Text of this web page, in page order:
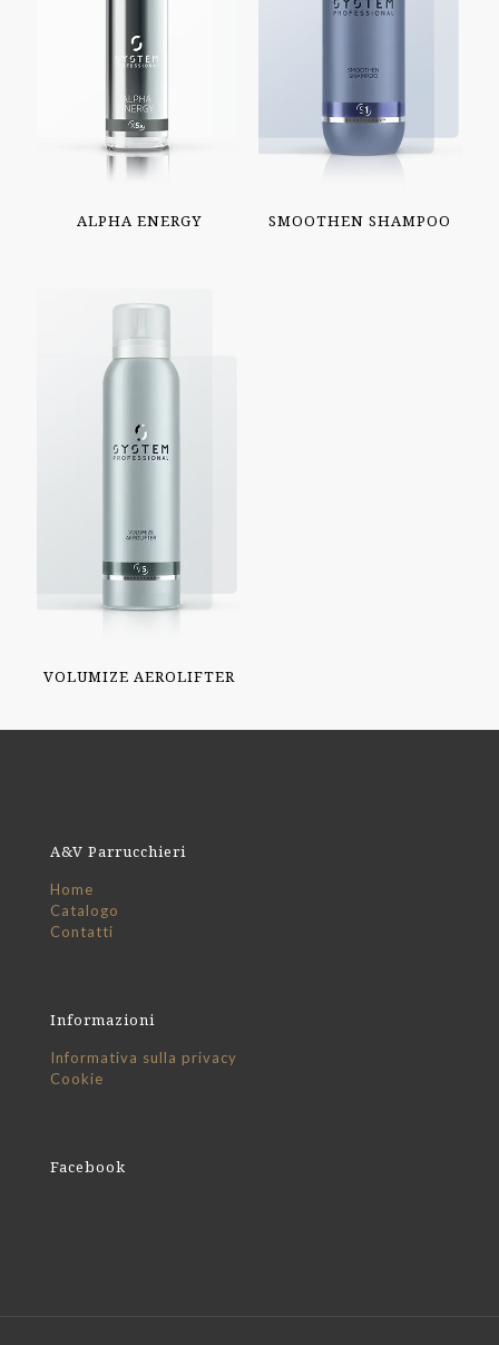
ALPHA ENERGY SMOOTHEN SHAMPOO
VOLUMIZE AEROLIFTER
A&V Parrucchieri
Home
Catalogo
Contatti
Informazioni
Informativa sulla privacy
Cookie
Facebook